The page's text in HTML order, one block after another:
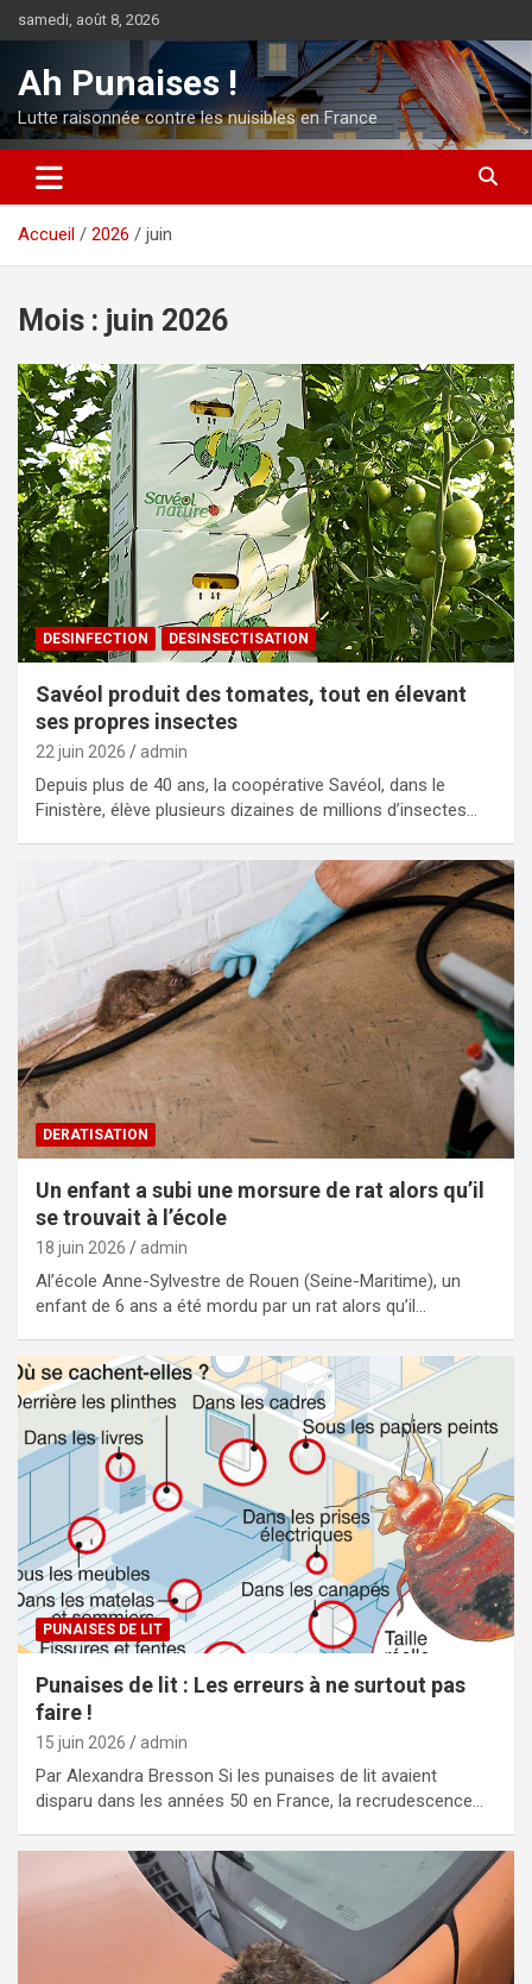
au
samedi, août 8, 2026
Ah Punaises !
Lutte raisonnée contre les nuisibles en France
Accueil 2026 juin
Mois : juin 2026
DESINFECTION DESINSECTISATION
Savéol produit des tomates, tout en élevant
ses propres insectes
22 juin 2026 admin
Depuis plus de 40 ans, la coopérative Savéol, dans le
Finistère, élève plusieurs dizaines de millions d’insectes…
DERATISATION
Un enfant a subi une morsure de rat alors qu’il
se trouvait à l’école
18 juin 2026 admin
Al’école Anne-Sylvestre de Rouen (Seine-Maritime), un
enfant de 6 ans a été mordu par un rat alors qu’il…
PUNAISES DE LIT
Punaises de lit : Les erreurs à ne surtout pas
faire !
15 juin 2026 admin
Par Alexandra Bresson Si les punaises de lit avaient
disparu dans les années 50 en France, la recrudescence…